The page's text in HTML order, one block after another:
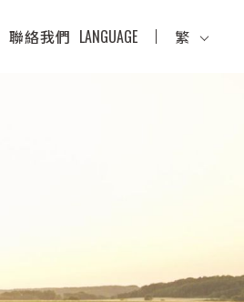
聯絡我們 LANGUAGE 繁